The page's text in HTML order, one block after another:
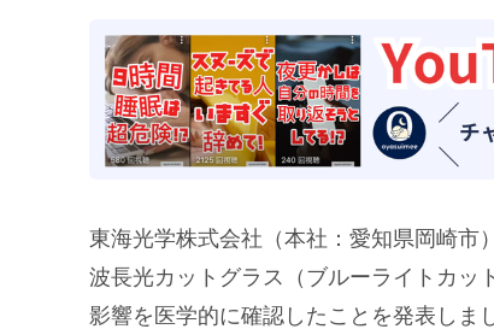
東海光学株式会社（本社：愛知県岡崎市
波長光カットグラス（ブルーライトカッ
影響を医学的に確認したことを発表しま